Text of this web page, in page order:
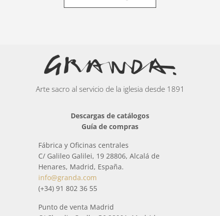
Arte sacro al servicio de la iglesia desde 1891
Descargas de catálogos
Guía de compras
Fábrica y Oficinas centrales
C/ Galileo Galilei, 19 28806, Alcalá de
Henares, Madrid, España.
info@granda.com
(+34) 91 802 36 55
Punto de venta Madrid